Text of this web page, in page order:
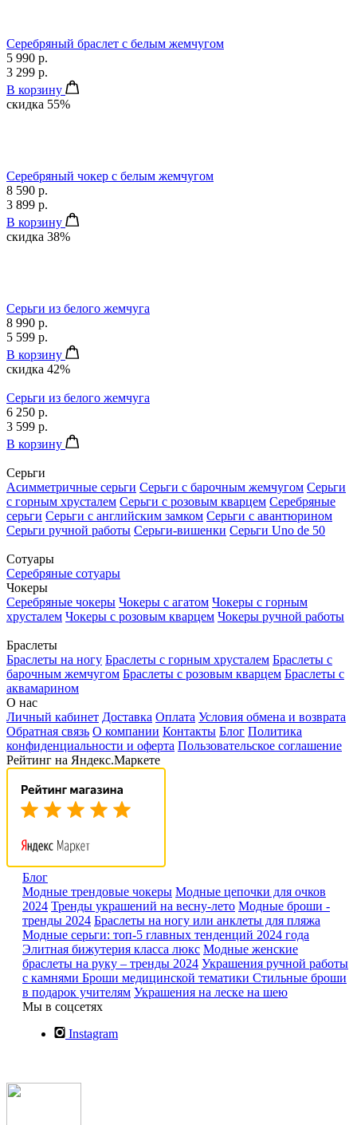
Серебряный браслет с белым жемчугом
5 990 р.
3 299 р.
В корзину
скидка 55%
Серебряный чокер с белым жемчугом
8 590 р.
3 899 р.
В корзину
скидка 38%
Серьги из белого жемчуга
8 990 р.
5 599 р.
В корзину
скидка 42%
Серьги из белого жемчуга
6 250 р.
3 599 р.
В корзину
Серьги
Асимметричные серьги Серьги с барочным жемчугом Серьги
с горным хрусталем Серьги с розовым кварцем Серебряные
серьги Серьги с английским замком Серьги с авантюрином
Серьги ручной работы Серьги-вишенки Серьги Uno de 50
Сотуары
Серебряные сотуары
Чокеры
Серебряные чокеры Чокеры с агатом Чокеры с горным
хрусталем Чокеры с розовым кварцем Чокеры ручной работы
Браслеты
Браслеты на ногу Браслеты с горным хрусталем Браслеты с
барочным жемчугом Браслеты с розовым кварцем Браслеты с
аквамарином
О нас
Личный кабинет Доставка Оплата Условия обмена и возврата
Обратная связь О компании Контакты Блог Политика
конфиденциальности и оферта Пользовательское соглашение
Рейтинг на Яндекс.Маркете
Блог
Модные трендовые чокеры Модные цепочки для очков
2024 Тренды украшений на весну-лето Модные броши -
тренды 2024 Браслеты на ногу или анклеты для пляжа
Модные серьги: топ-5 главных тенденций 2024 года
Элитная бижутерия класса люкс Модные женские
браслеты на руку – тренды 2024 Украшения ручной работы
с камнями Броши медицинской тематики Стильные броши
в подарок учителям Украшения на леске на шею
Мы в соцсетях
Instagram